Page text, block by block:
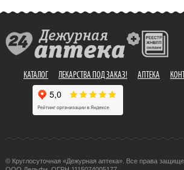
КАТАЛОГ ЛЕКАРСТВА ПОД ЗАКАЗ! АПТЕКА
© Круглосуточная «Дежурная аптека». Все права